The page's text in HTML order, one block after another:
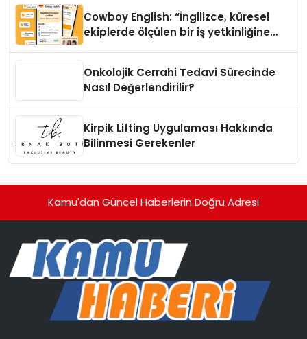
Cowboy English: “İngilizce, küresel
ekiplerde ölçülen bir iş yetkinliğine
Onkolojik Cerrahi Tedavi Sürecinde
Nasıl Değerlendirilir?
Kirpik Lifting Uygulaması Hakkında
Bilinmesi Gerekenler
Kamu'dan Güncel Haberlerin Doğru Adresi